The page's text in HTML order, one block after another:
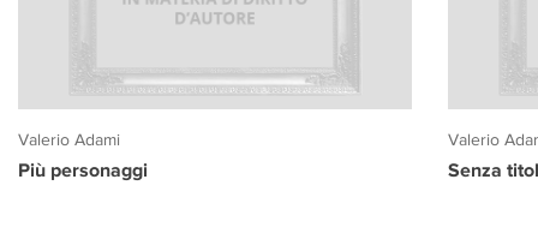
Valerio Adami
Più personaggi
Valerio
Senza